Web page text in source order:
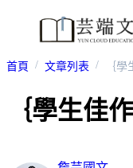
首頁 文章列表 ｛
｛學生佳